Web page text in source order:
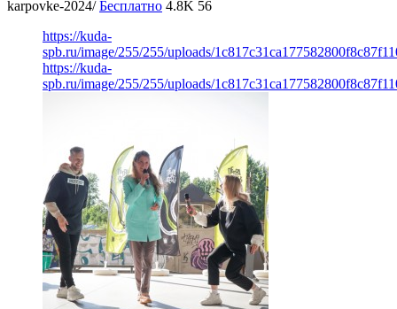
karpovke-2024/ Бесплатно 4.8K 56
https://kuda-
spb.ru/image/255/255/uploads/
https://kuda-
spb.ru/image/255/255/uploads/